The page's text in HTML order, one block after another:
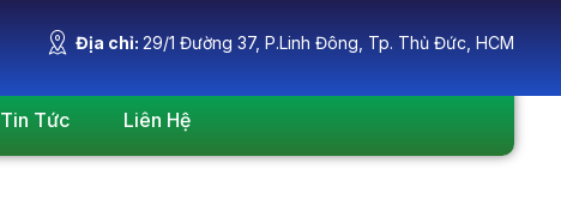
Địa chỉ: 29/1 Đường 37, P.Linh Đông, Tp. Thủ Đức, HCM
Tin Tức Liên Hệ